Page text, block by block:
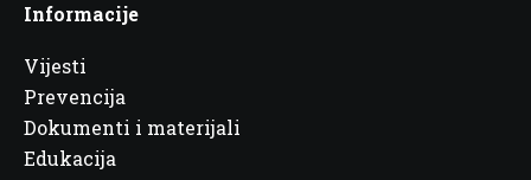
Informacije
Vijesti
Prevencija
Dokumenti i materijali
Edukacija